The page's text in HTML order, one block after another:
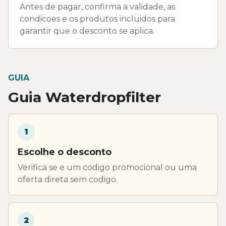
Antes de pagar, confirma a validade, as
condicoes e os produtos incluidos para
garantir que o desconto se aplica.
GUIA
Guia Waterdropfilter
1
Escolhe o desconto
Verifica se e um codigo promocional ou uma
oferta direta sem codigo.
2